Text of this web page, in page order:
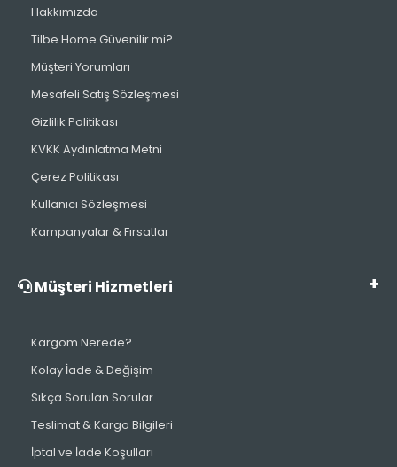
Hakkımızda
Tilbe Home Güvenilir mi?
Müşteri Yorumları
Mesafeli Satış Sözleşmesi
Gizlilik Politikası
KVKK Aydınlatma Metni
Çerez Politikası
Kullanıcı Sözleşmesi
Kampanyalar & Fırsatlar
Müşteri Hizmetleri
Kargom Nerede?
Kolay İade & Değişim
Sıkça Sorulan Sorular
Teslimat & Kargo Bilgileri
İptal ve İade Koşulları